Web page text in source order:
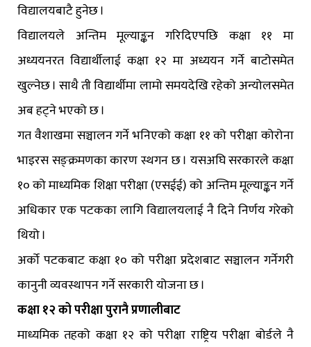
विद्यालयबाटै हुनेछ ।
विद्यालयले अन्तिम मूल्याङ्कन गरिदिएपछि कक्षा ११ मा
अध्ययनरत विद्यार्थीलाई कक्षा १२ मा अध्ययन गर्ने बाटोसमेत
खुल्नेछ । साथै ती विद्यार्थीमा लामो समयदेखि रहेको अन्योलसमेत
अब हट्ने भएको छ ।
गत वैशाखमा सञ्चालन गर्ने भनिएको कक्षा ११ को परीक्षा कोरोना
भाइरस सङ्क्रमणका कारण स्थगन छ । यसअघि सरकारले कक्षा
१० को माध्यमिक शिक्षा परीक्षा (एसईई) को अन्तिम मूल्याङ्कन गर्ने
अधिकार एक पटकका लागि विद्यालयलाई नै दिने निर्णय गरेको
थियो ।
अर्को पटकबाट कक्षा १० को परीक्षा प्रदेशबाट सञ्चालन गर्नेगरी
कानुनी व्यवस्थापन गर्ने सरकारी योजना छ ।
कक्षा १२ को परीक्षा पुरानै प्रणालीबाट
माध्यमिक तहको कक्षा १२ को परीक्षा राष्ट्रिय परीक्षा बोर्डले नै